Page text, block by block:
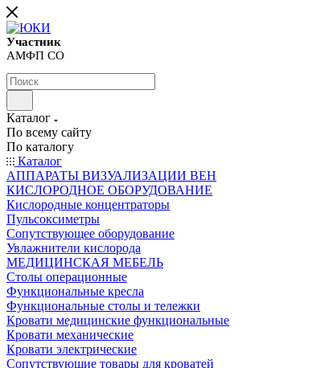
Участник
АМФП СО
Каталог
По всему сайту
По каталогу
Каталог
АППАРАТЫ ВИЗУАЛИЗАЦИИ ВЕН
КИСЛОРОДНОЕ ОБОРУДОВАНИЕ
Кислородные концентраторы
Пульсоксиметры
Сопутствующее оборудование
Увлажнители кислорода
МЕДИЦИНСКАЯ МЕБЕЛЬ
Столы операционные
Функциональные кресла
Функциональные столы и тележки
Кровати медицинские функциональные
Кровати механические
Кровати электрические
Сопутствующие товары для кроватей